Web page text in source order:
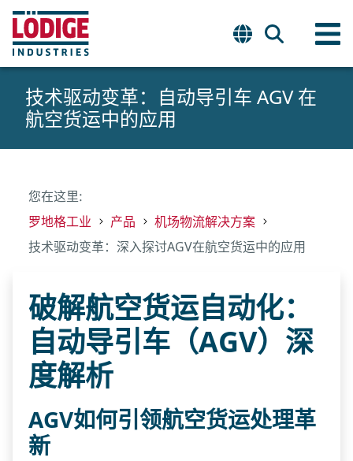
技术驱动变革：自动导引车 AGV 在
航空货运中的应用
您在这里:
罗地格工业
产品
机场物流解决方案
技术驱动变革：深入探讨AGV在航空货运中的应用
破解航空货运自动化：
自动导引车（AGV）深
度解析
AGV如何引领航空货运处理革
新